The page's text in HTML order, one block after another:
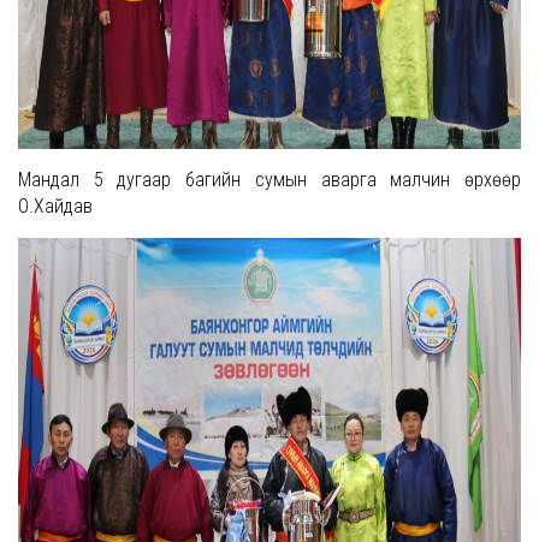
Мандал 5 дугаар багийн сумын аварга малчин өрхөөр
О.Хайдав